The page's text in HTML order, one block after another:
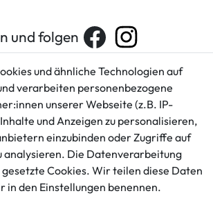
und folgen
Rechtliches
AGB
Impressum
Datenschutzerklärung
Barrierefreiheitserklärung
Widerrufs­recht
und ähnliche Technologien auf
verarbeiten personenbezogene
unserer Webseite (z.B. IP-
und Anzeigen zu personalisieren,
einzubinden oder Zugriffe auf
analysieren. Die Datenverarbeitung
Cookies. Wir teilen diese Daten
in den Einstellungen benennen.